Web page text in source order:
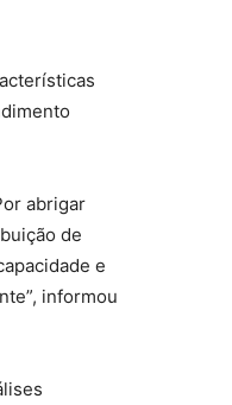
abrigar
de
e
informou